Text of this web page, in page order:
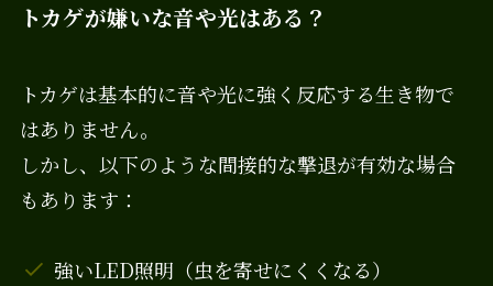
トカゲが嫌いな音や光はある？
トカゲは基本的に音や光に強く反応する生き物で
はありません。
しかし、以下のような間接的な撃退が有効な場合
もあります：
強いLED照明（虫を寄せにくくなる）